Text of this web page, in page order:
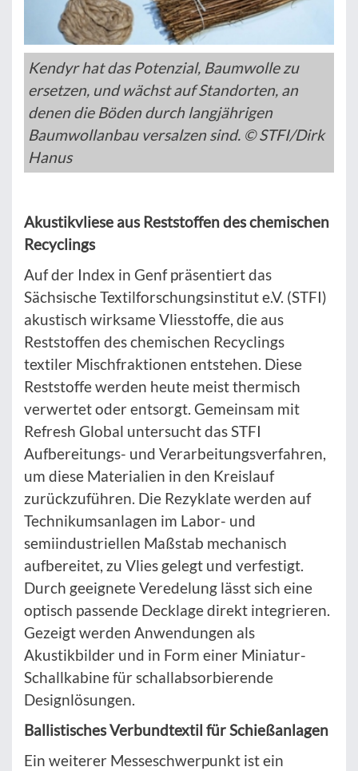
Kendyr hat das Potenzial, Baumwolle zu
ersetzen, und wächst auf Standorten, an
denen die Böden durch langjährigen
Baumwollanbau versalzen sind. © STFI/Dirk
Hanus
Akustikvliese aus Reststoffen des chemischen
Recyclings
Auf der Index in Genf präsentiert das
Sächsische Textilforschungsinstitut e.V. (STFI)
akustisch wirksame Vliesstoffe, die aus
Reststoffen des chemischen Recyclings
textiler Mischfraktionen entstehen. Diese
Reststoffe werden heute meist thermisch
verwertet oder entsorgt. Gemeinsam mit
Refresh Global untersucht das STFI
Aufbereitungs- und Verarbeitungsverfahren,
um diese Materialien in den Kreislauf
zurückzuführen. Die Rezyklate werden auf
Technikumsanlagen im Labor- und
semiindustriellen Maßstab mechanisch
aufbereitet, zu Vlies gelegt und verfestigt.
Durch geeignete Veredelung lässt sich eine
optisch passende Decklage direkt integrieren.
Gezeigt werden Anwendungen als
Akustikbilder und in Form einer Miniatur-
Schallkabine für schallabsorbierende
Designlösungen.
Ballistisches Verbundtextil für Schießanlagen
Ein weiterer Messeschwerpunkt ist ein